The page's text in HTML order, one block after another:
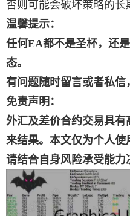
否则可能会破坏策略的长
温馨提示：
任何EA都不是圣杯，还
态。
有问题随时留言或者私信
免责声明：
外汇及差价合约交易具
来结果。本文仅为个人使
请结合自身风险承受能力